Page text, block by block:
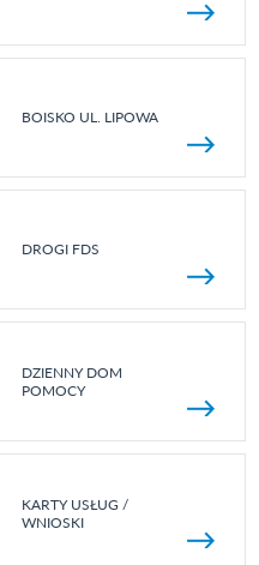
BOISKO UL. LIPOWA
DROGI FDS
DZIENNY DOM
POMOCY
KARTY USŁUG /
WNIOSKI